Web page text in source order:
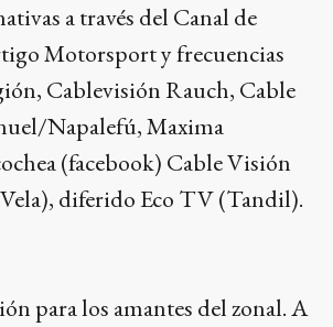
a través del Canal de
Motorsport y frecuencias
Cablevisión Rauch, Cable
Napalefú, Maxima
(facebook) Cable Visión
diferido Eco TV (Tandil).
para los amantes del zonal. A